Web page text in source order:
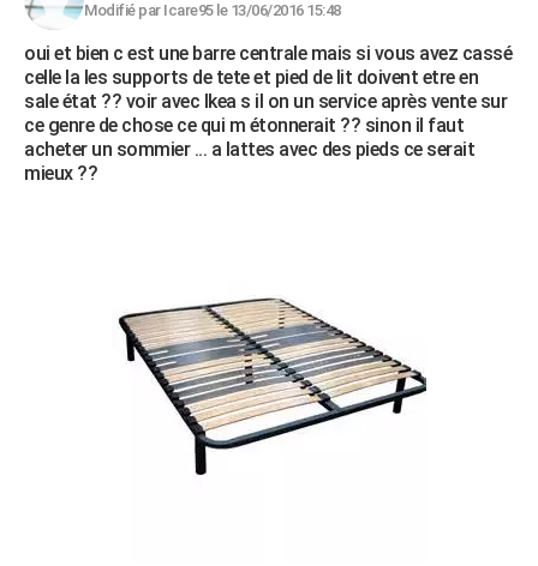
Modifié par Icare95 le 13/06/2016 15:48
oui et bien c est une barre centrale mais si vous avez cassé
celle la les supports de tete et pied de lit doivent etre en
sale état ?? voir avec Ikea s il on un service après vente sur
ce genre de chose ce qui m étonnerait ?? sinon il faut
acheter un sommier ... a lattes avec des pieds ce serait
mieux ??